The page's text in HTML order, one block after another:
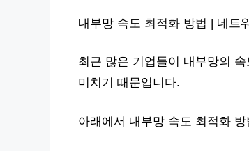
내부망 속도 최적화 방법 | 네트
최근 많은 기업들이 내부망의
미치기 때문입니다.
아래에서 내부망 속도 최적화